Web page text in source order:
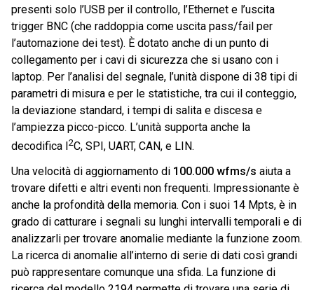
presenti solo l’USB per il controllo, l’Ethernet e l’uscita
trigger BNC (che raddoppia come uscita pass/fail per
l’automazione dei test). È dotato anche di un punto di
collegamento per i cavi di sicurezza che si usano con i
laptop. Per l’analisi del segnale, l’unità dispone di 38 tipi di
parametri di misura e per le statistiche, tra cui il conteggio,
la deviazione standard, i tempi di salita e discesa e
l’ampiezza picco-picco. L’unità supporta anche la
decodifica I 2C, SPI, UART, CAN, e LIN.
Una velocità di aggiornamento di 100.000 wfms/s aiuta a
trovare difetti e altri eventi non frequenti. Impressionante è
anche la profondità della memoria. Con i suoi 14 Mpts, è in
grado di catturare i segnali su lunghi intervalli temporali e di
analizzarli per trovare anomalie mediante la funzione zoom.
La ricerca di anomalie all’interno di serie di dati così grandi
può rappresentare comunque una sfida. La funzione di